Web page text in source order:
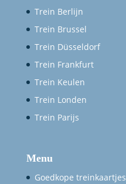
Trein Berlijn
Trein Brussel
Trein Düsseldorf
Trein Frankfurt
Trein Keulen
Trein Londen
Trein Parijs
Menu
Goedkope treinkaartjes